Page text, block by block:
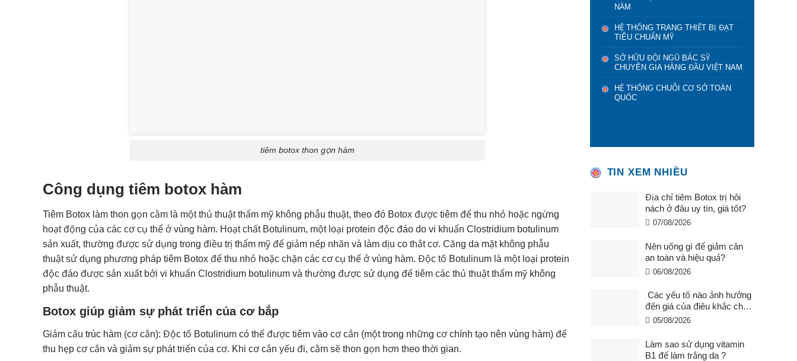
tiêm botox thon gọn hàm
Công dụng tiêm botox hàm
Tiêm Botox làm thon gọn cằm là một thủ thuật thẩm mỹ không phẫu thuật, theo đó Botox được tiêm để thu nhỏ hoặc ngừng
hoạt động của các cơ cụ thể ở vùng hàm. Hoạt chất Botulinum, một loại protein độc đáo do vi khuẩn Clostridium botulinum
sản xuất, thường được sử dụng trong điều trị thẩm mỹ để giảm nếp nhăn và làm dịu co thắt cơ. Căng da mặt không phẫu
thuật sử dụng phương pháp tiêm Botox để thu nhỏ hoặc chặn các cơ cụ thể ở vùng hàm. Độc tố Botulinum là một loại protein
độc đáo được sản xuất bởi vi khuẩn Clostridium botulinum và thường được sử dụng để tiêm các thủ thuật thẩm mỹ không
phẫu thuật.
Botox giúp giảm sự phát triển của cơ bắp
Giảm cấu trúc hàm (cơ cắn): Độc tố Botulinum có thể được tiêm vào cơ cắn (một trong những cơ chính tạo nên vùng hàm) để
thu hẹp cơ cắn và giảm sự phát triển của cơ. Khi cơ cắn yếu đi, cằm sẽ thon gọn hơn theo thời gian.
NĂM
HỆ THỐNG TRANG THIẾT BỊ ĐẠT
TIÊU CHUẨN MỸ
SỞ HỮU ĐỘI NGŨ BÁC SỸ
CHUYÊN GIA HÀNG ĐẦU VIỆT NAM
HỆ THỐNG CHUỖI CƠ SỞ TOÀN
QUỐC
TIN XEM NHIỀU
Địa chỉ tiêm Botox trị hôi
nách ở đâu uy tín, giá tốt?
07/08/2026
Nên uống gì để giảm cân
an toàn và hiệu quả?
06/08/2026
Các yếu tố nào ảnh hưởng
đến giá của điêu khắc chân
mày ?
05/08/2026
Làm sao sử dụng vitamin
B1 để làm trắng da ?